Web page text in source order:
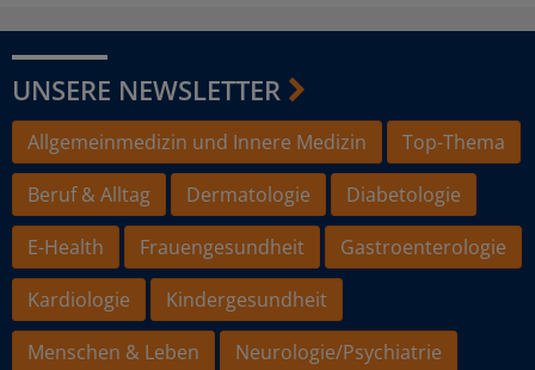
UNSERE NEWSLETTER
Allgemeinmedizin und Innere Medizin
Top-Thema
Beruf & Alltag
Dermatologie
Diabetologie
E-Health
Frauengesundheit
Gastroenterologie
Kardiologie
Kindergesundheit
Menschen & Leben
Neurologie/Psychiatrie